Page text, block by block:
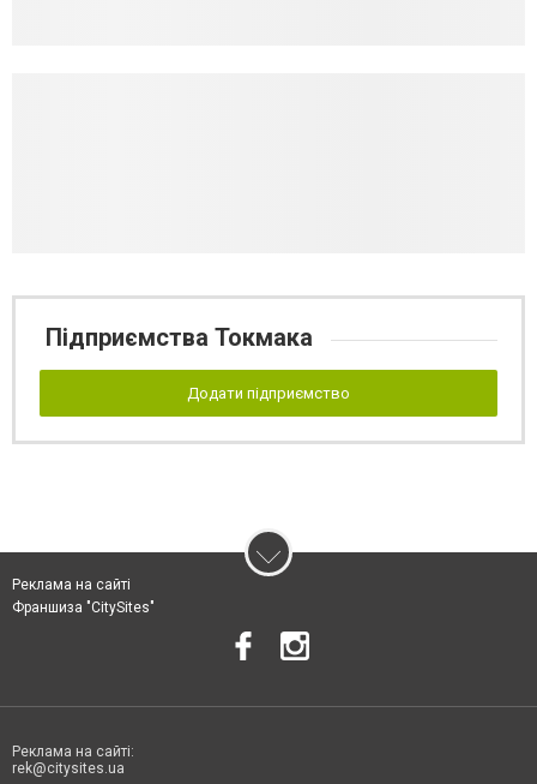
Підприємства Токмака
Додати підприємство
Реклама на сайті
Франшиза "CitySites"
Реклама на сайті:
rek@citysites.ua